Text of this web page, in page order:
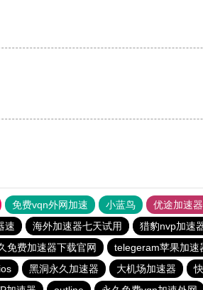
免费vqn外网加速 小蓝鸟 优途加速
速 海外加速器七天试用 猎豹nvp加速
免费加速器下载官网 telegeram苹果加速
黑洞永久加速器 大机场加速器